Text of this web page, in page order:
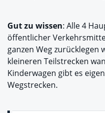
Gut zu wissen: Alle 4
öffentlicher
ganzen Weg zurücklegen
kleineren Teilstrecken
Kinderwagen gibt es
Wegstrecken.